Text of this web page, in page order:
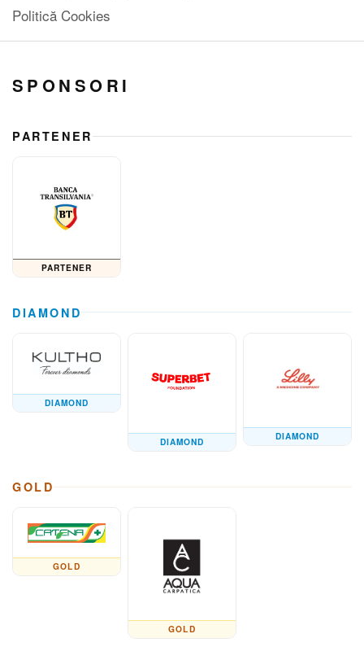
Politică Cookies
SPONSORI
PARTENER
PARTENER
DIAMOND
DIAMOND
DIAMOND
DIAMOND
GOLD
GOLD
GOLD